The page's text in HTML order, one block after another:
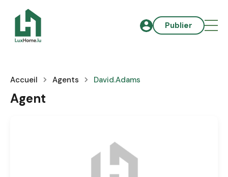
Publier
Accueil Agents David.adams
Agent